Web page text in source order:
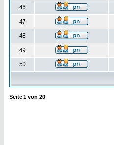
46
47
48
49
50
Seite 1 von 20